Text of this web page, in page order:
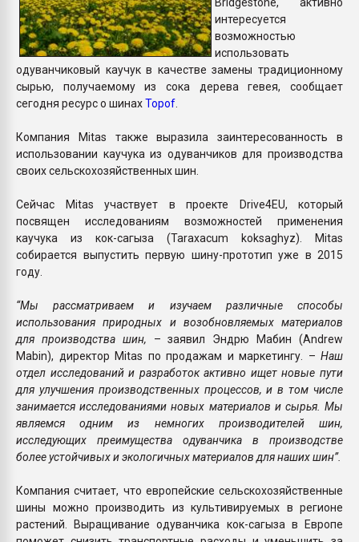
интересуется
возможностью
использовать
одуванчиковый каучук в качестве замены традиционному
сырью, получаемому из сока дерева гевея, сообщает
сегодня ресурс о шинахTopof
Компания Mitas также выразила заинтересованность в
использовании каучука из одуванчиков для производства
своих сельскохозяйственных шин.
Сейчас Mitas участвует в проекте Drive4EU, который
посвящен исследованиям возможностей применения
каучука из кок-сагыза (Taraxacum koksaghyz). Mitas
собирается выпустить первую шину-прототип уже в 2015
году.
“Мы рассматриваем и изучаем различные способы
использования природных и возобновляемых материалов
для производства шин, – заявил Эндрю Мабин (Andrew
Mabin), директор Mitas по продажам и маркетингу. – Наш
отдел исследований и разработок активно ищет новые пути
для улучшения производственных процессов, и в том числе
занимается исследованиями новых материалов и сырья. Мы
являемся одним из немногих производителей шин,
исследующих преимущества одуванчика в производстве
более устойчивых и экологичных материалов для наших шин”.
Компания считает, что европейские сельскохозяйственные
шины можно производить из культивируемых в регионе
растений. Выращивание одуванчика кок-сагыза в Европе